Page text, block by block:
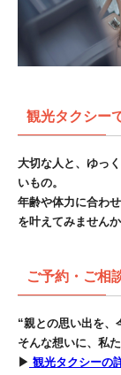
観光タクシー
大切な人と、ゆっ
いもの。
年齢や体力に合わ
を叶えてみませんか
ご予約・ご相
“親との思い出を、
そんな想いに、私
▶ 観光タクシーの